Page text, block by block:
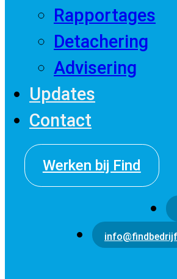
Rapportages
Detachering
Advisering
Updates
Contact
Werken bij Find